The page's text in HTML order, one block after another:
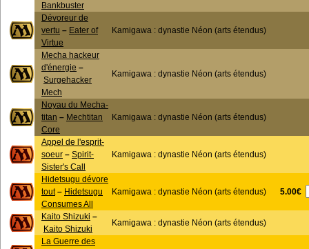
Bankbuster
Dévoreur de
vertu – Eater of
Virtue
Kamigawa : dynastie Néon (arts étendus)
Mecha hackeur
d'énergie –
Surgehacker
Mech
Kamigawa : dynastie Néon (arts étendus)
Noyau du Mecha-
titan – Mechtitan
Core
Kamigawa : dynastie Néon (arts étendus)
Appel de l'esprit-
soeur – Spirit-
Sister's Call
Kamigawa : dynastie Néon (arts étendus)
Hidetsugu dévore
tout– Hidetsugu
Consumes All
Kamigawa : dynastie Néon (arts étendus) 5.00€
Kaito Shizuki –
Kaito Shizuki
Kamigawa : dynastie Néon (arts étendus)
La Guerre des